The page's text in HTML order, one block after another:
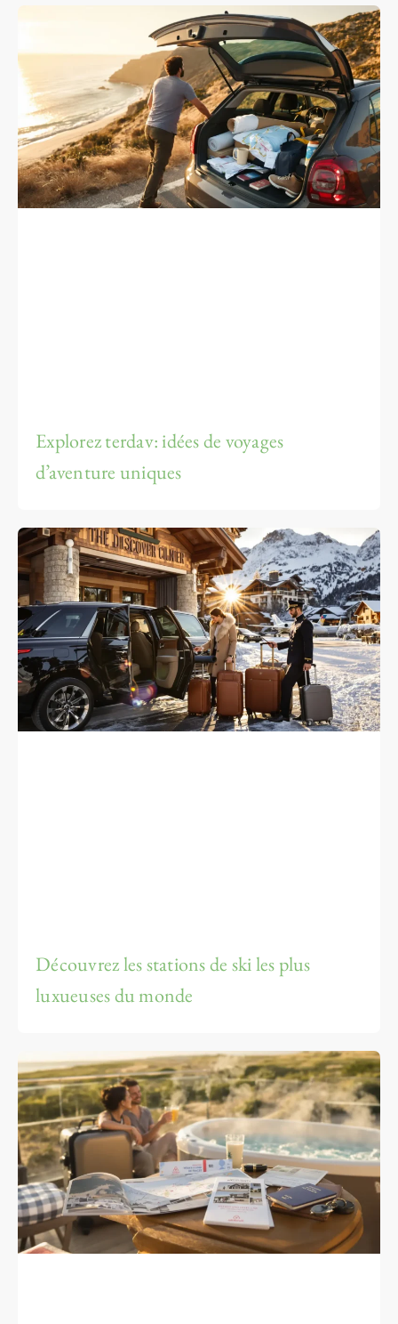
Explorez terdav: idées de voyages
d’aventure uniques
Découvrez les stations de ski les plus
luxueuses du monde